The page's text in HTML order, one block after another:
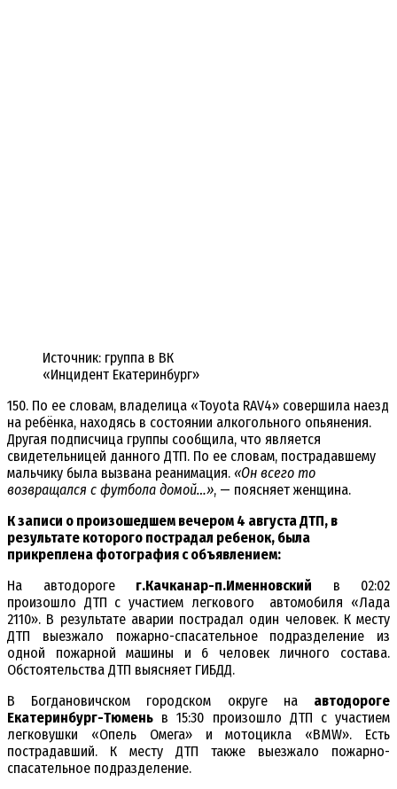
Источник: группа в ВК
«Инцидент Екатеринбург»
150. По ее словам, владелица «Toyota RAV4» совершила наезд
на ребёнка, находясь в состоянии алкогольного опьянения.
Другая подписчица группы сообщила, что является
свидетельницей данного ДТП. По ее словам, пострадавшему
мальчику была вызвана реанимация. «Он всего то
возвращался с футбола домой…», — поясняет женщина.
К записи о произошедшем вечером 4 августа ДТП, в
результате которого пострадал ребенок, была
прикреплена фотография с объявлением:
На автодороге г.Качканар-п.Именновский в 02:02
произошло ДТП с участием легкового автомобиля «Лада
2110». В результате аварии пострадал один человек. К месту
ДТП выезжало пожарно-спасательное подразделение из
одной пожарной машины и 6 человек личного состава.
Обстоятельства ДТП выясняет ГИБДД.
В Богдановичском городском округе на автодороге
Екатеринбург-Тюмень в 15:30 произошло ДТП с участием
легковушки «Опель Омега» и мотоцикла «BMW». Есть
пострадавший. К месту ДТП также выезжало пожарно-
спасательное подразделение.